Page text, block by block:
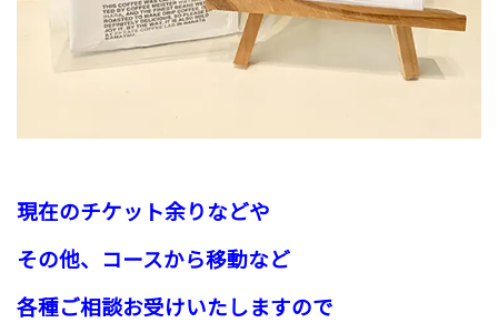
現在のチケット余りなどや
その他、コースから移動など
各種ご相談お受けいたしますので